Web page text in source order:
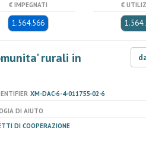
€ IMPEGNATI
1.564.566
€
rurali in
XM-DAC-6-4-011755-02-6
DI AIUTO
DI COOPERAZIONE